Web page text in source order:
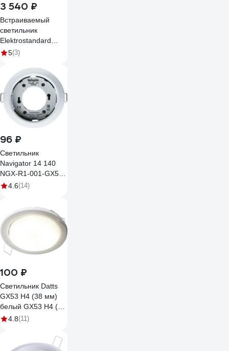
3 540 ₽
Встраиваемый
светильник
Elektrostandard
1035 GX53 WH
10шт a043127
5(3)
96 ₽
Светильник
Navigator 14 140
NGX-R1-001-GX53-
PACK10 Белый
4.6(14)
100 ₽
Светильник Datts
GX53 H4 (38 мм)
белый GX53 H4 (38
мм) white SV-50101
4.8(11)